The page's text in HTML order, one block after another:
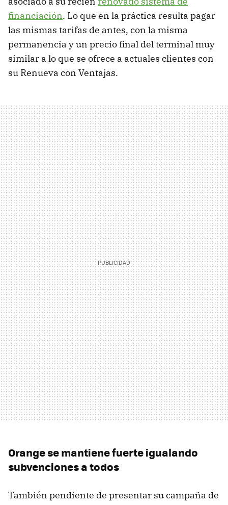
financiación. Lo que en la práctica resulta pagar
las mismas tarifas de antes, con la misma
permanencia y un precio final del terminal muy
similar a lo que se ofrece a actuales clientes con
su Renueva con Ventajas.
Orange se mantiene fuerte igualando
subvenciones a todos
También pendiente de presentar su campaña de